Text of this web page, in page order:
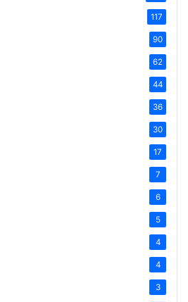
117
90
62
44
36
30
17
7
6
5
4
4
3